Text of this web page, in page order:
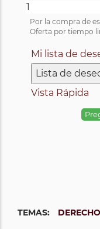
Por la compra de
Oferta por tiempo
Mi lista de
Lista de
Vista Rápida
TEMAS: